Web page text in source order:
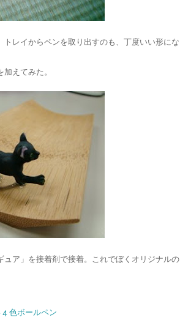
レイからペンを取り出すのも、丁度いい形にな
えてみた。
ア」を接着剤で接着。これでぼくオリジナルの
色ボールペン